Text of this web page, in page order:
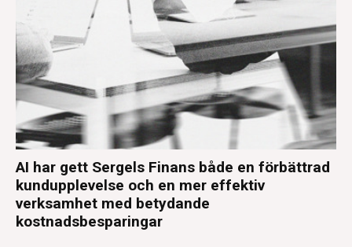
AI har gett Sergels Finans både en förbättrad
kundupplevelse och en mer effektiv
verksamhet med betydande
kostnadsbesparingar